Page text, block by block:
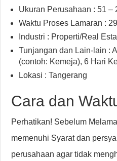
Ukuran Perusahaan : 51 –
Waktu Proses Lamaran :
Industri : Properti/Real
Tunjangan dan Lain-lain :
(contoh: Kemeja),6 Hari
Lokasi : Tangerang
Cara dan
Perhatikan! Sebelum
memenuhi Syarat dan
perusahaan agar tidak